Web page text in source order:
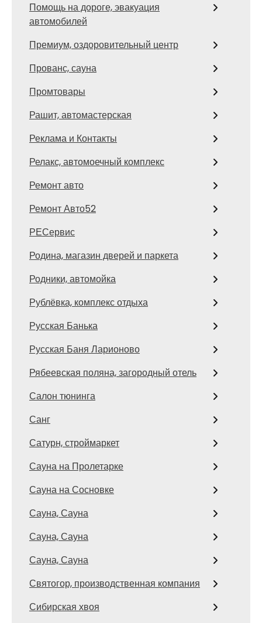
Помощь на дороге, эвакуация
автомобилей
Премиум, оздоровительный центр
Прованс, сауна
Промтовары
Рашит, автомастерская
Реклама и Контакты
Релакс, автомоечный комплекс
Ремонт авто
Ремонт Авто52
РЕСервис
Родина, магазин дверей и паркета
Родники, автомойка
Рублёвка, комплекс отдыха
Русская Банька
Русская Баня Ларионово
Рябеевская поляна, загородный отель
Салон тюнинга
Санг
Сатурн, строймаркет
Сауна на Пролетарке
Сауна на Сосновке
Сауна, Сауна
Сауна, Сауна
Сауна, Сауна
Святогор, производственная компания
Сибирская хвоя